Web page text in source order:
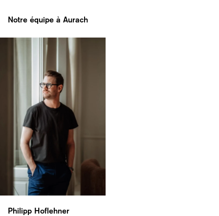
Notre équipe à Aurach
Philipp Hoflehner